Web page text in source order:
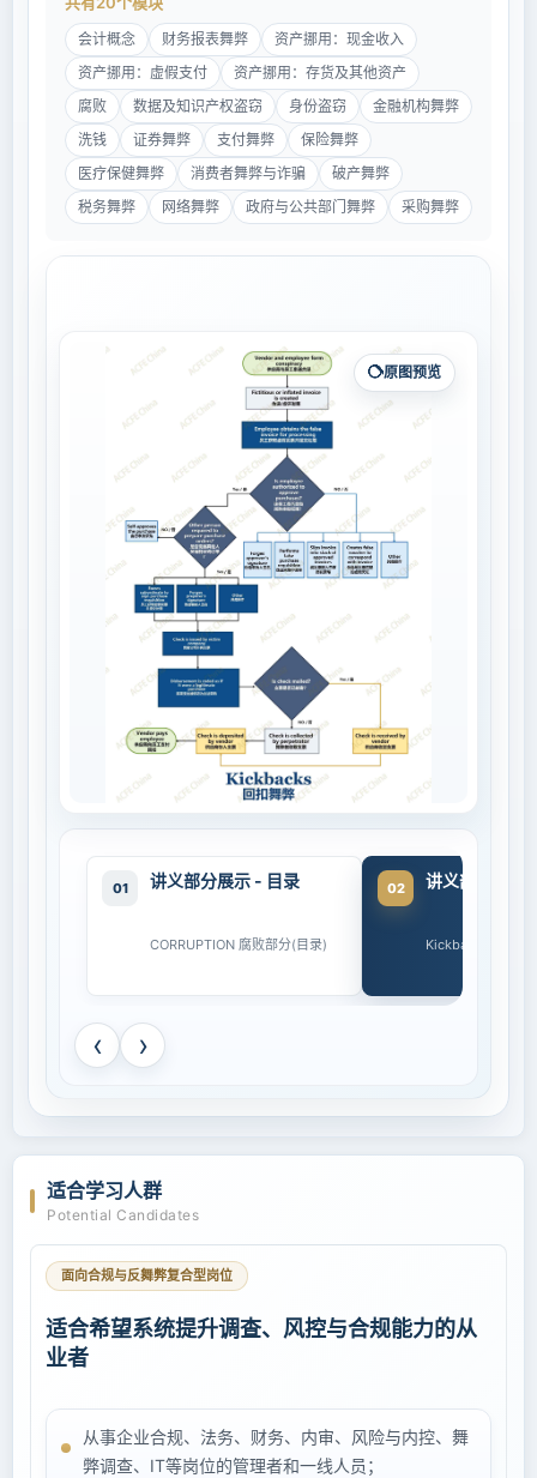
会计概念 财务报表舞弊
资产挪用：现金收入
资产挪用：虚假支付
资产挪用：存货及其他资产
腐败
数据及知识产权盗窃 身份盗窃
金融机构舞弊
洗钱
证券舞弊 支付舞弊
保险舞弊
医疗保健舞弊
消费者舞弊与诈骗
破产舞弊
税务舞弊
网络舞弊 政府与公共部门舞弊 采购舞弊
原图预览
讲义部分展示 - 目录 讲义部分展示
‹ ›
适合学习人群
Potential Candidates
面向合规与反舞弊复合型岗位
适合希望系统提升调查、风控与合规能力的从
业者
从事企业合规、法务、财务、内审、风险与内控、舞
弊调查、IT等岗位的管理者和一线人员；